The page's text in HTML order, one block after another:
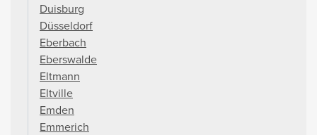
Duisburg
Düsseldorf
Eberbach
Eberswalde
Eltmann
Eltville
Emden
Emmerich